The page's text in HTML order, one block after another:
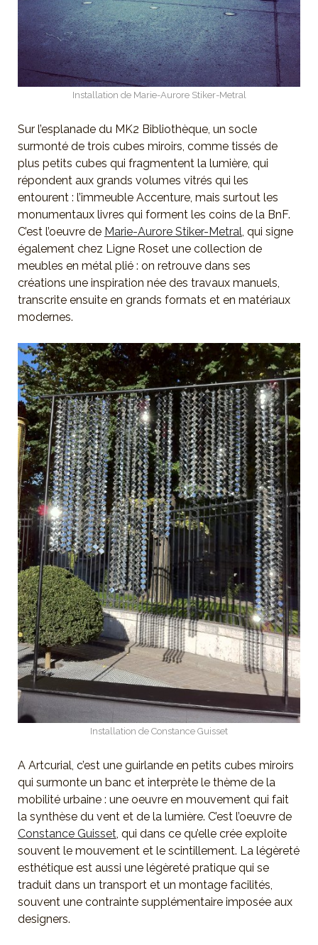
Installation de Marie-Aurore Stiker-Metral
Sur l’esplanade du MK2 Bibliothèque, un socle
surmonté de trois cubes miroirs, comme tissés de
plus petits cubes qui fragmentent la lumière, qui
répondent aux grands volumes vitrés qui les
entourent : l’immeuble Accenture, mais surtout les
monumentaux livres qui forment les coins de la BnF.
C’est l’oeuvre de Marie-Aurore Stiker-Metral, qui signe
également chez Ligne Roset une collection de
meubles en métal plié : on retrouve dans ses
créations une inspiration née des travaux manuels,
transcrite ensuite en grands formats et en matériaux
modernes.
Installation de Constance Guisset
A Artcurial, c’est une guirlande en petits cubes miroirs
qui surmonte un banc et interprète le thème de la
mobilité urbaine : une oeuvre en mouvement qui fait
la synthèse du vent et de la lumière. C’est l’oeuvre de
Constance Guisset, qui dans ce qu’elle crée exploite
souvent le mouvement et le scintillement. La légèreté
esthétique est aussi une légèreté pratique qui se
traduit dans un transport et un montage facilités,
souvent une contrainte supplémentaire imposée aux
designers.